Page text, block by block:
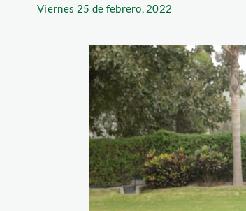
Viernes 25 de febrero, 2022